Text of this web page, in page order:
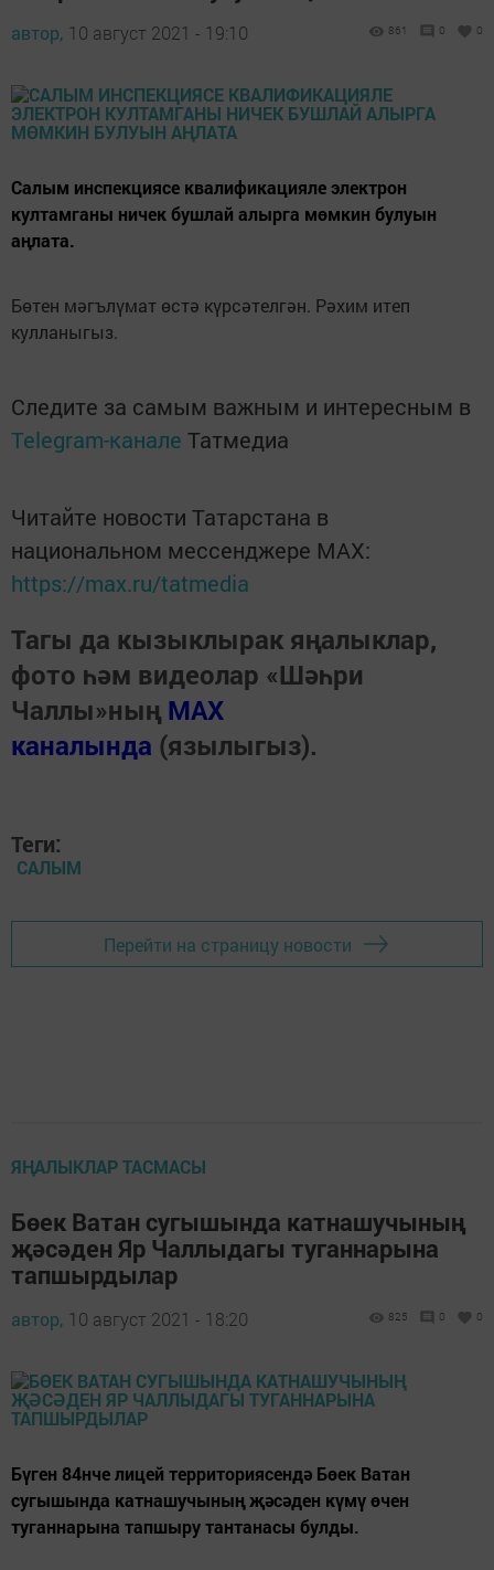
автор, 10 август 2021 - 19:10 861 0 0
Салым инспекциясе квалификацияле электрон
култамганы ничек бушлай алырга мөмкин булуын
аңлата.
Бөтен мәгълүмат өстә күрсәтелгән. Рәхим итеп
кулланыгыз.
Следите за самым важным и интересным в
Telegram-канале Татмедиа
Читайте новости Татарстана в
национальном мессенджере MАХ:
https://max.ru/tatmedia
Тагы да кызыклырак яңалыклар,
фото һәм видеолар «Шәһри
Чаллы»ның MAX
каналында (язылыгыз).
Теги:
САЛЫМ
Перейти на страницу новости
ЯҢАЛЫКЛАР ТАСМАСЫ
Бөек Ватан сугышында катнашучының
җәсәден Яр Чаллыдагы туганнарына
тапшырдылар
автор, 10 август 2021 - 18:20 825 0 0
Бүген 84нче лицей территориясендә Бөек Ватан
сугышында катнашучының җәсәден күмү өчен
туганнарына тапшыру тантанасы булды.